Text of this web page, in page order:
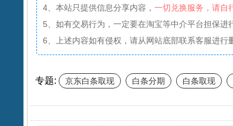
4、本站只提供信息分享内容， 一切兑换服务，请自
5、如有交易行为，一定要在淘宝等中介平台担保进
6、上述内容如有侵权，请从网站底部联系客服进行
专题: 京东白条取现 白条分期 白条取现